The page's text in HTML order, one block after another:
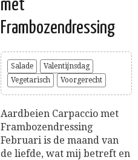
met
Frambozendressing
Salade
Valentijnsdag
Vegetarisch
Voorgerecht
Aardbeien Carpaccio met
Frambozendressing
Februari is de maand van
de liefde, wat mij betreft en